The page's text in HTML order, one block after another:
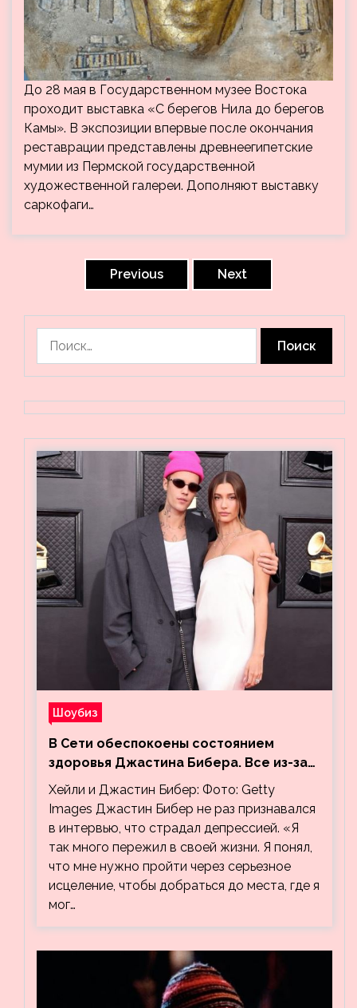
До 28 мая в Государственном музее Востока
проходит выставка «С берегов Нила до берегов
Камы». В экспозиции впервые после окончания
реставрации представлены древнеегипетские
мумии из Пермской государственной
художественной галереи. Дополняют выставку
саркофаги…
Previous Next
Шоубиз
В Сети обеспокоены состоянием
здоровья Джастина Бибера. Все из-за
видео, на котором его успокаивает
Хейли
Хейли и Джастин Бибер: Фото: Getty
Images Джастин Бибер не раз признавался
в интервью, что страдал депрессией. «Я
так много пережил в своей жизни. Я понял,
что мне нужно пройти через серьезное
исцеление, чтобы добраться до места, где я
мог…